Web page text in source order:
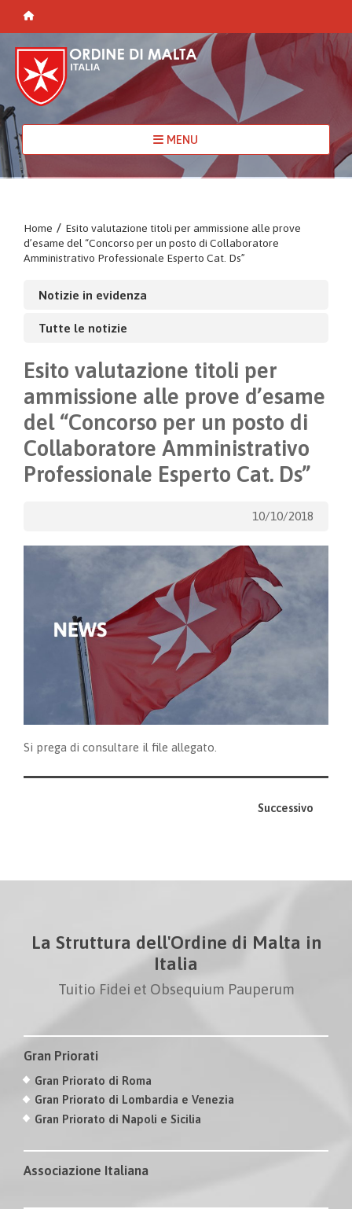
MENU
Home / Esito valutazione titoli per ammissione alle prove
d’esame del “Concorso per un posto di Collaboratore
Amministrativo Professionale Esperto Cat. Ds”
Notizie in evidenza
Tutte le notizie
Esito valutazione titoli per
ammissione alle prove d’esame
del “Concorso per un posto di
Collaboratore Amministrativo
Professionale Esperto Cat. Ds”
10/10/2018
Si prega di consultare il file allegato.
Successivo
La Struttura dell'Ordine di Malta in
Italia
Tuitio Fidei et Obsequium Pauperum
Gran Priorati
Gran Priorato di Roma
Gran Priorato di Lombardia e Venezia
Gran Priorato di Napoli e Sicilia
Associazione Italiana